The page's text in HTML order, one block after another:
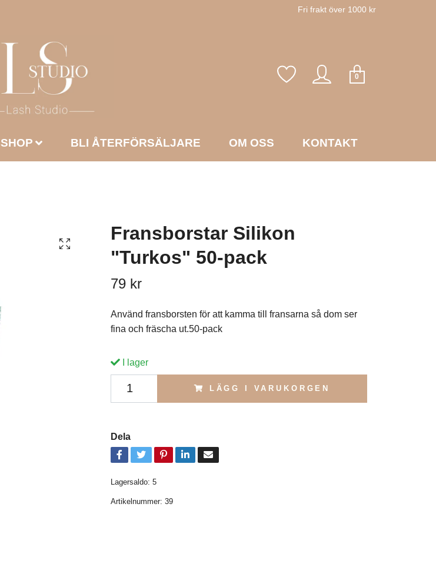
Fri frakt över 1000 kr
0
BLI ÅTERFÖRSÄLJARE OM OSS KONTAKT
Fransborstar Silikon
"Turkos" 50-pack
79 kr
Använd fransborsten för att kamma till fransarna så dom ser
fina och fräscha ut.50-pack
I lager
LÄGG I VARUKORGEN
Dela
Lagersaldo: 5
Artikelnummer: 39